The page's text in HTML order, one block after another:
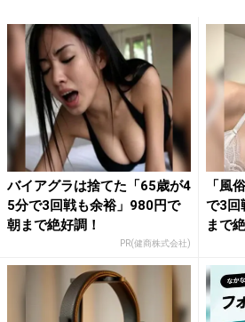
バイアグラは捨てた「65歳が4
5分で3回戦も余裕」980円で
朝まで絶好調！
PR(健商株式会社)
「風
で3回
まで